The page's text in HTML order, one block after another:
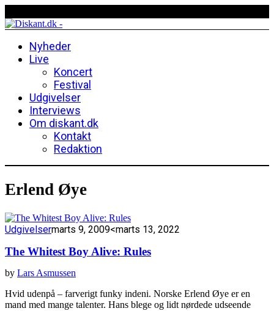
Nyheder
Live
Koncert
Festival
Udgivelser
Interviews
Om diskant.dk
Kontakt
Redaktion
Erlend Øye
Udgivelsermarts 9, 2009<marts 13, 2022
The Whitest Boy Alive: Rules
by Lars Asmussen
Hvid udenpå – farverigt funky indeni. Norske Erlend Øye er en
mand med mange talenter. Hans blege og lidt nørdede udseende